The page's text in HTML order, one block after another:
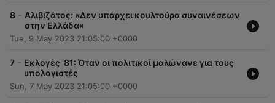
8 - Αλιβιζάτος: «Δεν υπάρχει κουλτούρα συναινέσεων
στην Ελλάδα»
Tue, 9 May 2023 21:05:00 +0000
7 - Εκλογές '81: Όταν οι πολιτικοί μαλώνανε για τους
υπολογιστές
Sun, 7 May 2023 21:05:00 +0000